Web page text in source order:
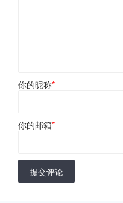
你的昵称*
你的邮箱*
提交评论